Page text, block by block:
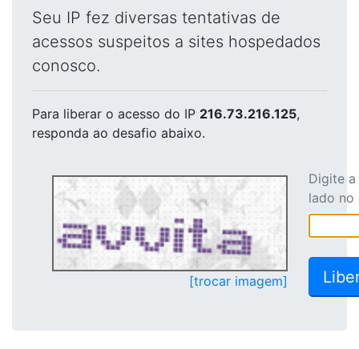
Seu IP fez diversas tentativas de
acessos suspeitos a sites hospedados
conosco.
Para liberar o acesso do IP 216.73.216.125,
responda ao desafio abaixo.
[trocar imagem]
Digite
lado no